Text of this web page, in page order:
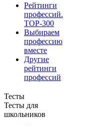
Рейтинги
профессий.
TOP-300
Выбираем
профессию
вместе
Другие
рейтинги
профессий
Тесты
Тесты для
школьников